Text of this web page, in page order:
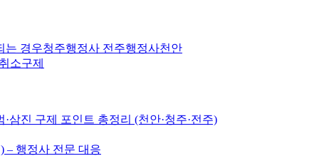
는 경우청주행정사 전주행정사천안
소구제
삼진 구제 포인트 총정리 (천안·청주·전주)
– 행정사 전문 대응